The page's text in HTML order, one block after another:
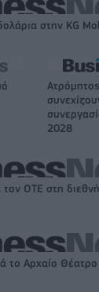
στην KG
2028
ΟΤΕ στη
Αρχαίο Θέατρο